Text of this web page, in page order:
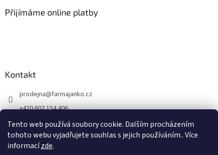
Tento web používá soubory cookie. Dalším procházením
tohoto webu vyjadřujete souhlas s jejich používáním.. Více
informacízde.
Přijímáme online platby
Kontakt
prodejna@farmajanko.cz
+420 602 154 406
Prodejna Farma Janko
farmajanko